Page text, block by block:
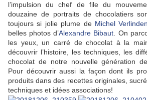
l’impulsion du chef de file du
douzaine de portraits de chocolatiers
toujours si jolie plume de Michel Verlinden
belles photos d’Alexandre Bibaut . On
les yeux, un carré de chocolat à la
découvrir l’histoire, les techniques, les
chocolat de notre nouvelle génération
Pour découvrir aussi la façon dont ils
produits dans des recettes originales,
techniques et idées associations!